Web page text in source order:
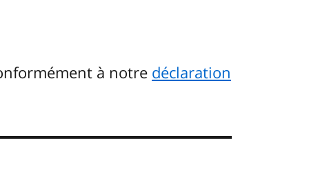
à notre déclaration